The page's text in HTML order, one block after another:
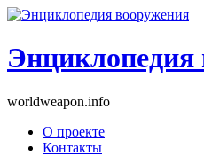
Энциклопедия
worldweapon.info
О проекте
Контакты